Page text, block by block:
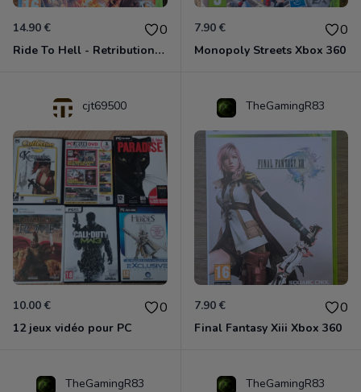
14.90 € 0
Ride To Hell - Retribution Xbox 360
7.90 € 0
Monopoly Streets Xbox 360
cjt69500
10.00 € 0
12 jeux vidéo pour PC
TheGamingR83
7.90 € 0
Final Fantasy Xiii Xbox 360
TheGamingR83 TheGamingR83